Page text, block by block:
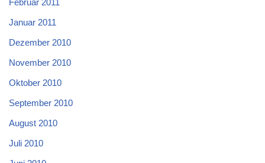
Januar 2011
Dezember 2010
November 2010
Oktober 2010
September 2010
August 2010
Juli 2010